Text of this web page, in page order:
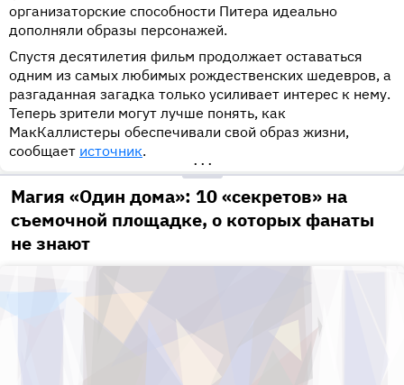
организаторские способности Питера идеально
дополняли образы персонажей.
Спустя десятилетия фильм продолжает оставаться
одним из самых любимых рождественских шедевров, а
разгаданная загадка только усиливает интерес к нему.
Теперь зрители могут лучше понять, как
МакКаллистеры обеспечивали свой образ жизни,
сообщает источник.
•••
Магия «Один дома»: 10 «секретов» на
съемочной площадке, о которых фанаты
не знают